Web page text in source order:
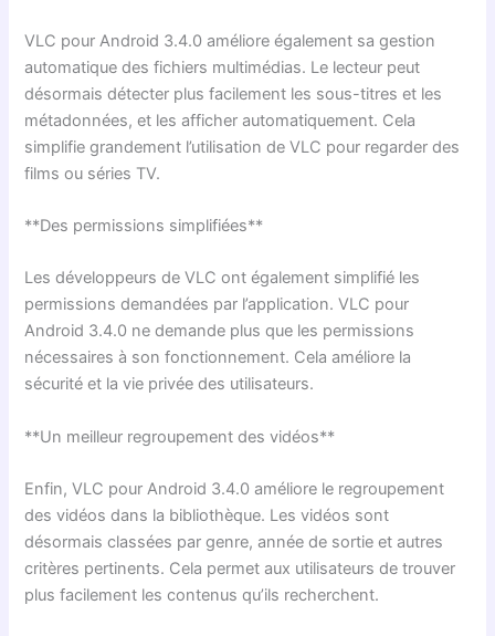
VLC pour Android 3.4.0 améliore également sa gestion
automatique des fichiers multimédias. Le lecteur peut
désormais détecter plus facilement les sous-titres et les
métadonnées, et les afficher automatiquement. Cela
simplifie grandement l’utilisation de VLC pour regarder des
films ou séries TV.
**Des permissions simplifiées**
Les développeurs de VLC ont également simplifié les
permissions demandées par l’application. VLC pour
Android 3.4.0 ne demande plus que les permissions
nécessaires à son fonctionnement. Cela améliore la
sécurité et la vie privée des utilisateurs.
**Un meilleur regroupement des vidéos**
Enfin, VLC pour Android 3.4.0 améliore le regroupement
des vidéos dans la bibliothèque. Les vidéos sont
désormais classées par genre, année de sortie et autres
critères pertinents. Cela permet aux utilisateurs de trouver
plus facilement les contenus qu’ils recherchent.